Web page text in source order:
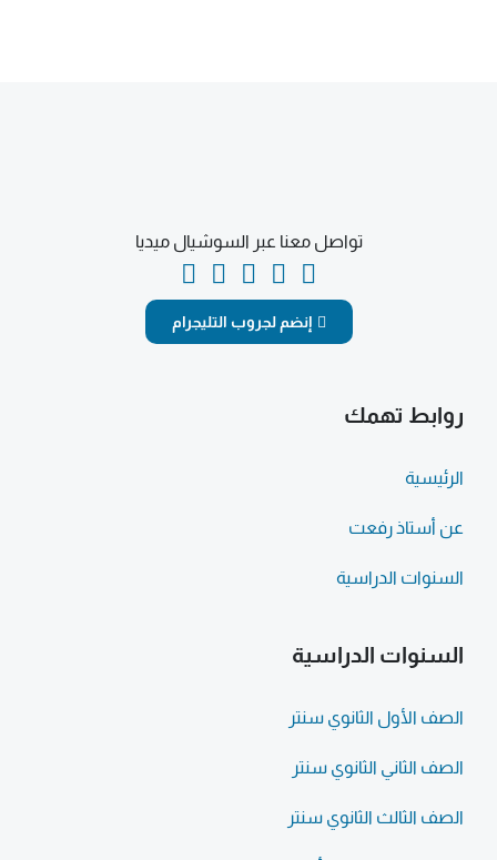
تواصل معنا عبر السوشيال ميديا
إنضم لجروب التليجرام
روابط تهمك
الرئيسية
عن أستاذ رفعت
السنوات الدراسية
السنوات الدراسية
الصف الأول الثانوي سنتر
الصف الثاني الثانوي سنتر
الصف الثالث الثانوي سنتر